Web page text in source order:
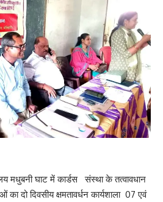
मधुबनी घाट में कार्डस संस्था के तत्वावधान
दो दिवसीय क्षमतावर्धन कार्यशाला 07 एवं